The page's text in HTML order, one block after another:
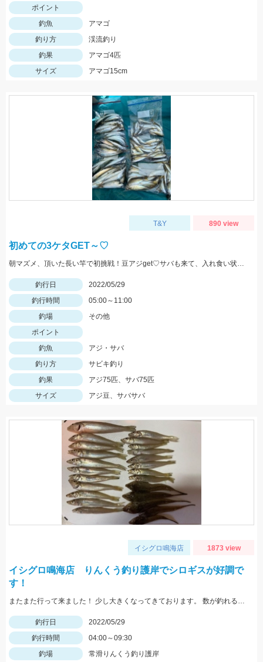
ポイント
釣魚
アマゴ
釣り方
渓流釣り
釣果
アマゴ4匹
サイズ
アマゴ15cm
T&Y 890 view
初めての3ケタGET～♡
朝マズメ、頂いた長い竿で初挑戦！豆アジget♡サバも来て、入れ食い状態最高～！(笑) サイズ小さいから調理大変ですｗｗｗ
釣行日
2022/05/29
釣行時間
05:00～11:00
釣場
その他
ポイント
釣魚
アジ・サバ
釣り方
サビキ釣り
釣果
アジ75匹、サバ75匹
サイズ
アジ豆、サバサバ
イシグロ鳴海店 1873 view
イシグロ鳴海店 りんくう釣り護岸でシロギスが好調で
す！
またまた行って来ました！ 少し大きくなってきております。 数が釣れるので楽しいですよ！
釣行日
2022/05/29
釣行時間
04:00～09:30
釣場
常滑りんくう釣り護岸